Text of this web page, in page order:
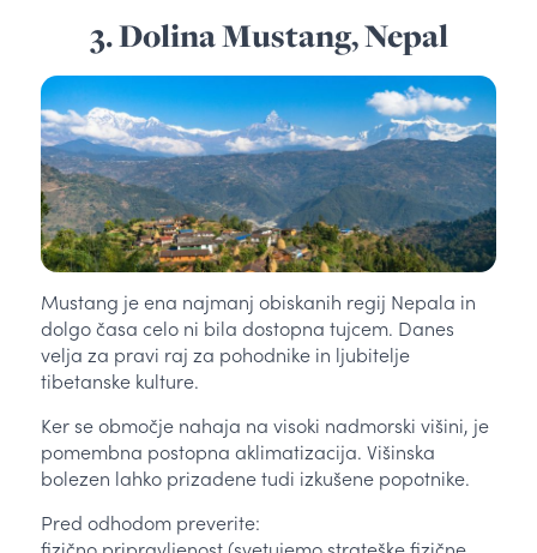
3. Dolina Mustang, Nepal
Mustang je ena najmanj obiskanih regij Nepala in
dolgo časa celo ni bila dostopna tujcem. Danes
velja za pravi raj za pohodnike in ljubitelje
tibetanske kulture.
Ker se območje nahaja na visoki nadmorski višini, je
pomembna postopna aklimatizacija. Višinska
bolezen lahko prizadene tudi izkušene popotnike.
Pred odhodom preverite: